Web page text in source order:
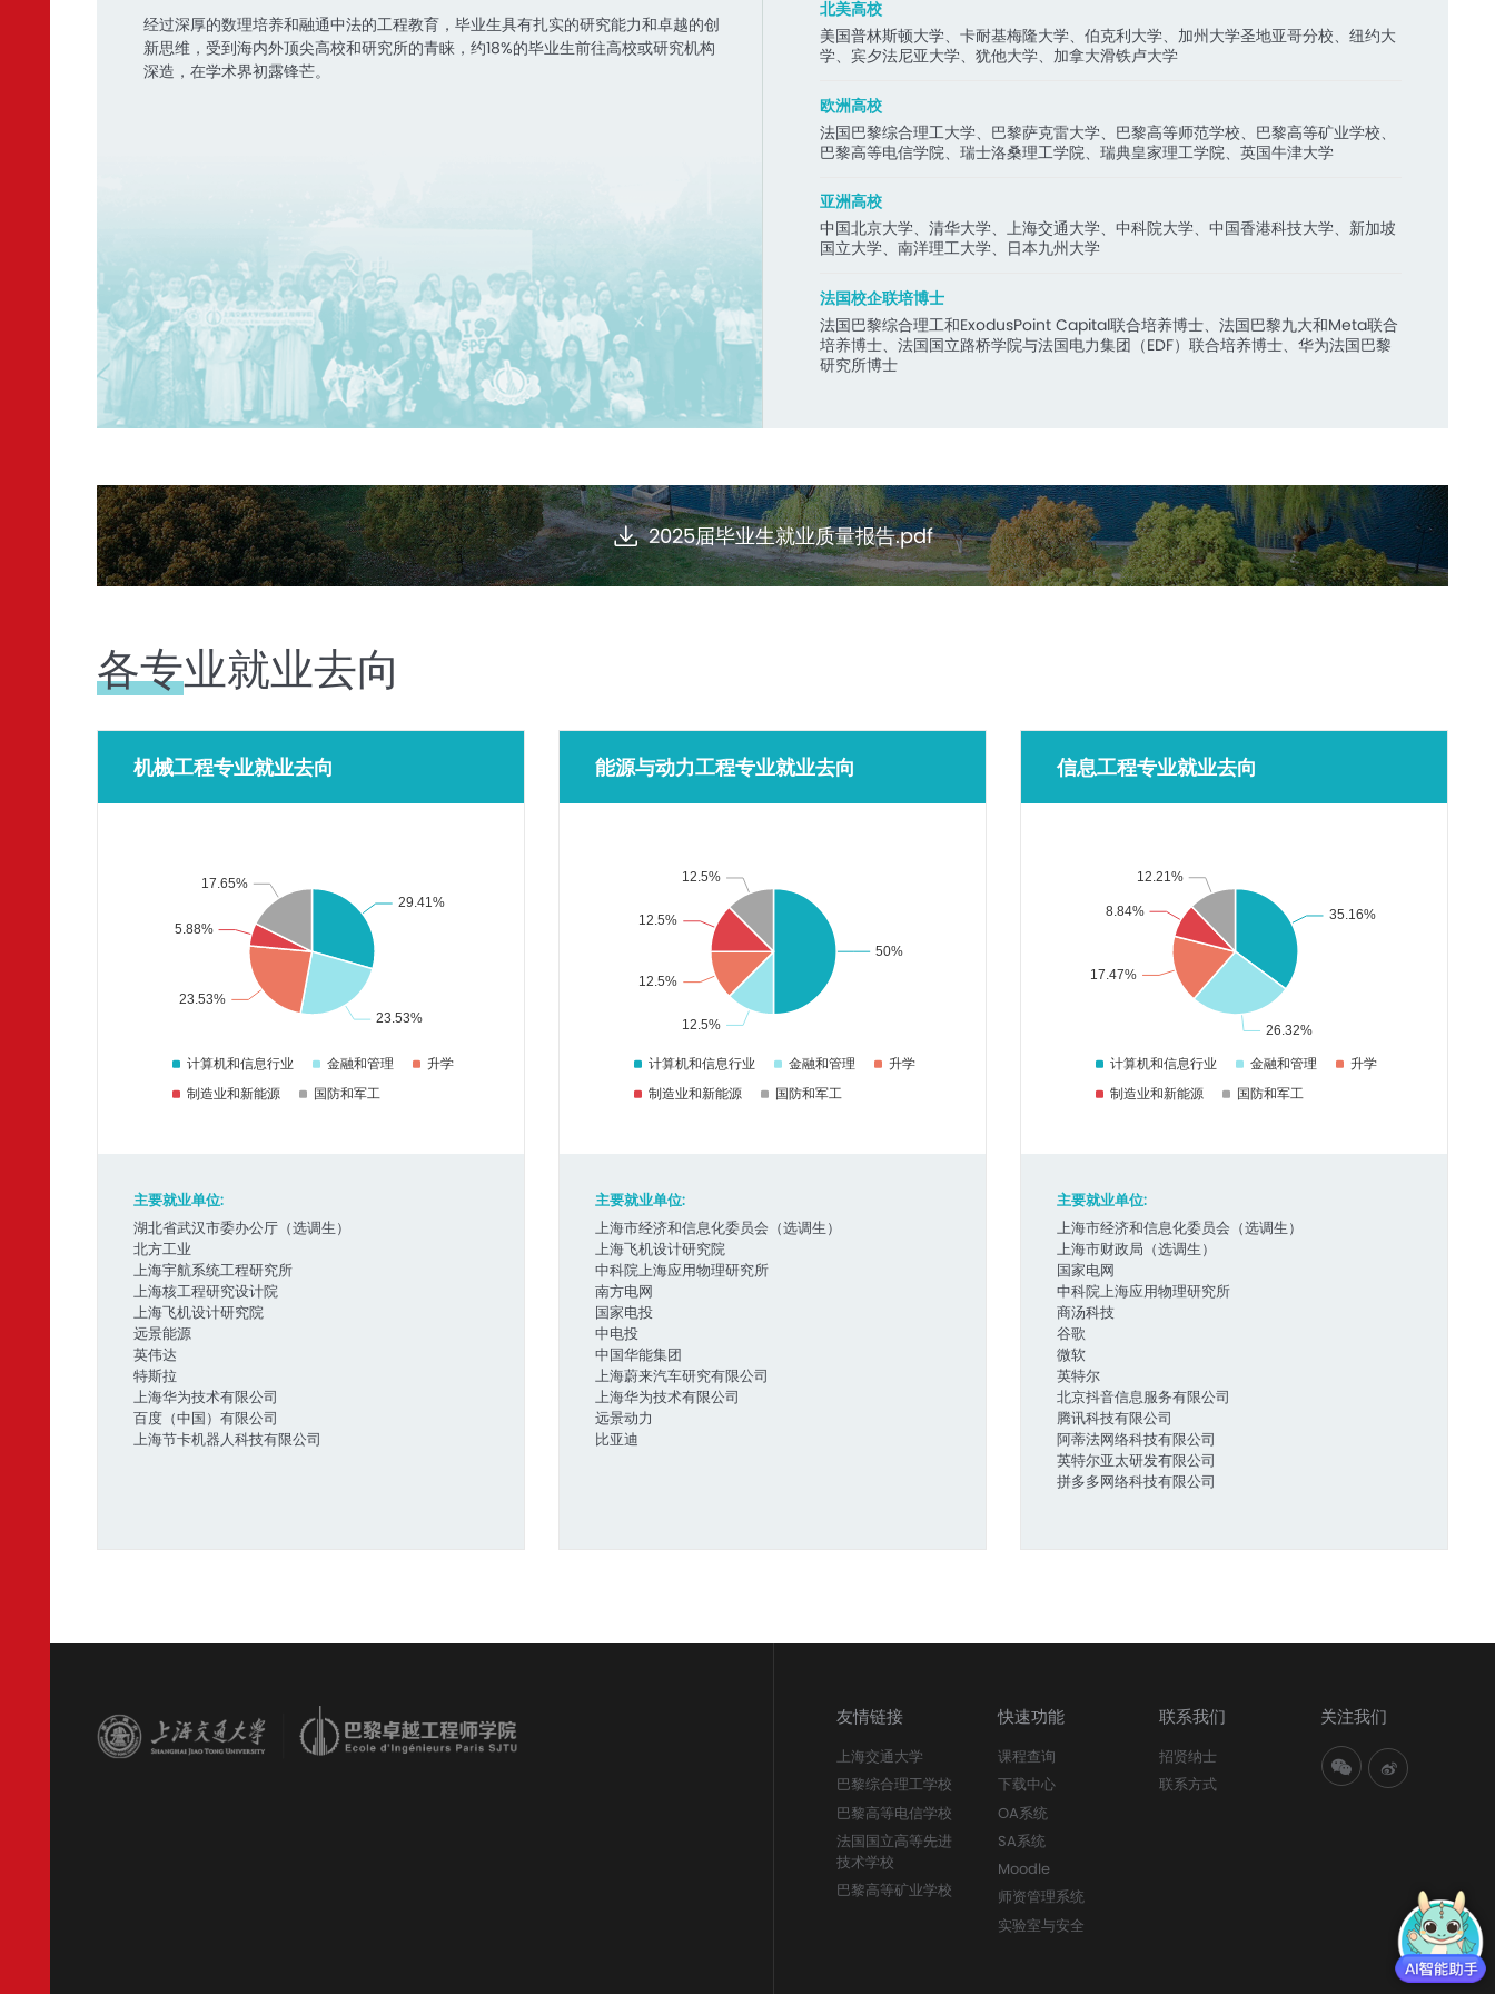
经过深厚的数理培养和融通中法的工程教育，毕业生具有扎实的研究能力和卓越的创
新思维，受到海内外顶尖高校和研究所的青睐，约18%的毕业生前往高校或研究机构
深造，在学术界初露锋芒。
北美高校
美国普林斯顿大学、卡耐基梅隆大学、伯克利大学、加州大学圣地亚哥分校、纽约大
学、宾夕法尼亚大学、犹他大学、加拿大滑铁卢大学
欧洲高校
法国巴黎综合理工大学、巴黎萨克雷大学、巴黎高等师范学校、巴黎高等矿业学校、
巴黎高等电信学院、瑞士洛桑理工学院、瑞典皇家理工学院、英国牛津大学
亚洲高校
中国北京大学、清华大学、上海交通大学、中科院大学、中国香港科技大学、新加坡
国立大学、南洋理工大学、日本九州大学
法国校企联培博士
法国巴黎综合理工和ExodusPoint Capital联合培养博士、法国巴黎九大和Meta联合
培养博士、法国国立路桥学院与法国电力集团（EDF）联合培养博士、华为法国巴黎
研究所博士
2025届毕业生就业质量报告.pdf
各专业就业去向
机械工程专业就业去向
主要就业单位:
湖北省武汉市委办公厅（选调生）
北方工业
上海宇航系统工程研究所
上海核工程研究设计院
上海飞机设计研究院
远景能源
英伟达
特斯拉
上海华为技术有限公司
百度（中国）有限公司
上海节卡机器人科技有限公司
能源与动力工程专业就业去向
主要就业单位:
上海市经济和信息化委员会（选调生）
上海飞机设计研究院
中科院上海应用物理研究所
南方电网
国家电投
中电投
中国华能集团
上海蔚来汽车研究有限公司
上海华为技术有限公司
远景动力
比亚迪
信息工程专业就业去向
主要就业单位:
上海市经济和信息化委员会（选调生）
上海市财政局（选调生）
国家电网
中科院上海应用物理研究所
商汤科技
谷歌
微软
英特尔
北京抖音信息服务有限公司
腾讯科技有限公司
阿蒂法网络科技有限公司
英特尔亚太研发有限公司
拼多多网络科技有限公司
友情链接
上海交通大学
巴黎综合理工学校
巴黎高等电信学校
法国国立高等先进
技术学校
巴黎高等矿业学校
快速功能
课程查询
下载中心
OA系统
SA系统
Moodle
师资管理系统
实验室与安全
联系我们
招贤纳士
联系方式
关注我们